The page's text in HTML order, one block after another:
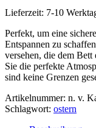
Lieferzeit: 7-10
Perfekt, um eine
Entspannen zu
versehen, die dem
Sie die perfekte
sind keine Grenzen
Artikelnummer: n. v.
Schlagwort: ostern